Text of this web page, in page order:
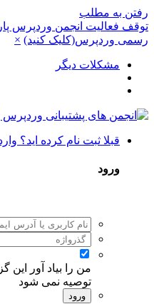
رفتن به مطلب
توقف فعالیت انجمن وردپرس
رسمی وردپرس(کلیک کنید) ×
مشکلات دیگر
قبلا ثبت نام کرده اید؟
ورود
من را بیاد آور
این
توصیه نمی شود
ورود